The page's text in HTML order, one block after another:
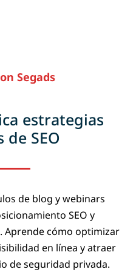
Segads
estrategias
de SEO
de blog y webinars
SEO y
Aprende cómo optimizar
en línea y atraer
de seguridad privada.